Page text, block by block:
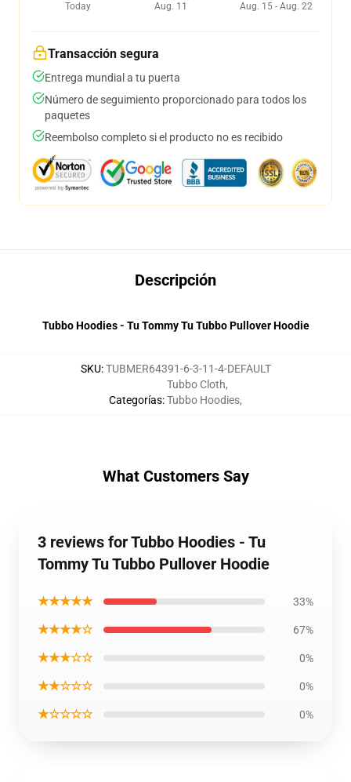
Today
Aug. 11
Aug. 15 - Aug. 22
Transacción segura
Entrega mundial a tu puerta
Número de seguimiento proporcionado para todos los
paquetes
Reembolso completo si el producto no es recibido
Descripción
Tubbo Hoodies - Tu Tommy Tu Tubbo Pullover Hoodie
SKU:TUBMER64391-6-3-11-4-DEFAULT
Categorías:
Tubbo Cloth,
Tubbo Hoodies,
What Customers Say
3 reviews for Tubbo Hoodies - Tu
Tommy Tu Tubbo Pullover Hoodie
★★★★★ 33%
★★★★☆ 67%
★★★☆☆ 0%
★★☆☆☆ 0%
★☆☆☆☆ 0%